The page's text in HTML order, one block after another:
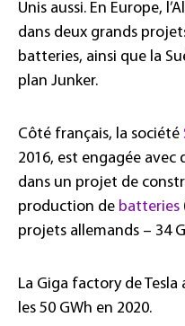
Unis aussi. En Europe,
dans deux grands
batteries, ainsi que la
plan Junker.
Côté français, la société
2016, est engagée avec
dans un projet de
production de batteries
projets allemands – 34
La Giga factory de
les 50 GWh en 2020.